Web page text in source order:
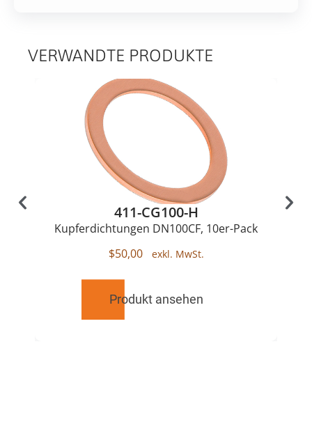
VERWANDTE PRODUKTE
411-CG100-H
Kupferdichtungen DN100CF, 10er-Pack
$50,00
Produkt ansehen